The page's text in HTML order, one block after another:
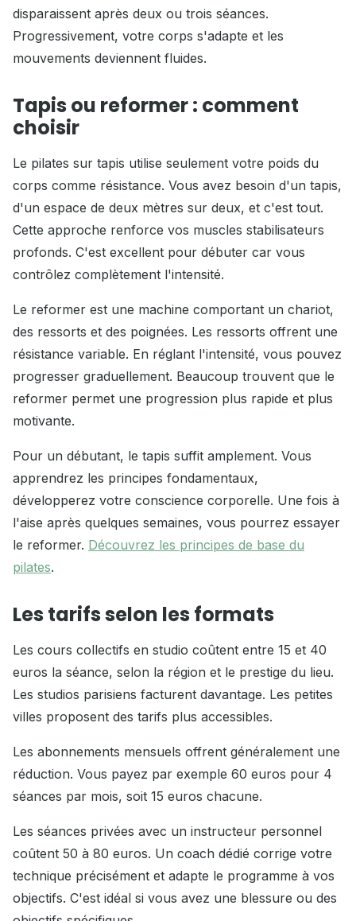
disparaissent après deux ou trois séances.
Progressivement, votre corps s'adapte et les
mouvements deviennent fluides.
Tapis ou reformer : comment
choisir
Le pilates sur tapis utilise seulement votre poids du
corps comme résistance. Vous avez besoin d'un tapis,
d'un espace de deux mètres sur deux, et c'est tout.
Cette approche renforce vos muscles stabilisateurs
profonds. C'est excellent pour débuter car vous
contrôlez complètement l'intensité.
Le reformer est une machine comportant un chariot,
des ressorts et des poignées. Les ressorts offrent une
résistance variable. En réglant l'intensité, vous pouvez
progresser graduellement. Beaucoup trouvent que le
reformer permet une progression plus rapide et plus
motivante.
Pour un débutant, le tapis suffit amplement. Vous
apprendrez les principes fondamentaux,
développerez votre conscience corporelle. Une fois à
l'aise après quelques semaines, vous pourrez essayer
le reformer. Découvrez les principes de base du
pilates.
Les tarifs selon les formats
Les cours collectifs en studio coûtent entre 15 et 40
euros la séance, selon la région et le prestige du lieu.
Les studios parisiens facturent davantage. Les petites
villes proposent des tarifs plus accessibles.
Les abonnements mensuels offrent généralement une
réduction. Vous payez par exemple 60 euros pour 4
séances par mois, soit 15 euros chacune.
Les séances privées avec un instructeur personnel
coûtent 50 à 80 euros. Un coach dédié corrige votre
technique précisément et adapte le programme à vos
objectifs. C'est idéal si vous avez une blessure ou des